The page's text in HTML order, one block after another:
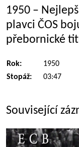
1950 –
plavci ČOS
přebornické
Rok:
1950
Stopáž:
03:47
Související